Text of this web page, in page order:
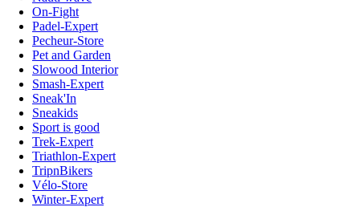
On-Fight
Padel-Expert
Pecheur-Store
Pet and Garden
Slowood Interior
Smash-Expert
Sneak'In
Sneakids
Sport is good
Trek-Expert
Triathlon-Expert
TripnBikers
Vélo-Store
Winter-Expert